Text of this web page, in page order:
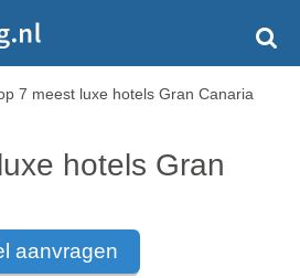
7 meest luxe hotels Gran Canaria
hotels Gran
aanvragen